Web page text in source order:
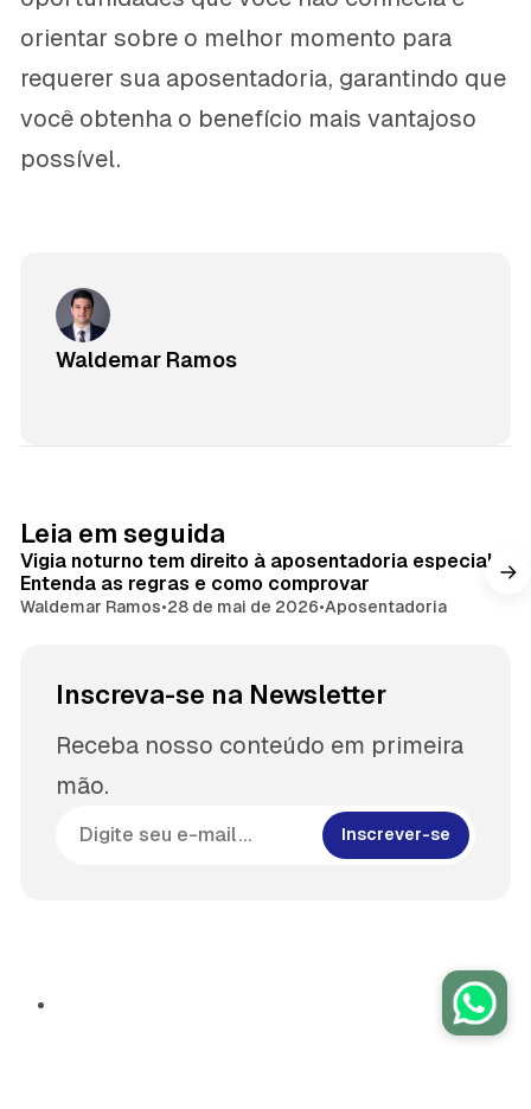
orientar sobre o melhor momento para
requerer sua aposentadoria, garantindo que
você obtenha o benefício mais vantajoso
possível.
Waldemar Ramos
Leia em seguida
Vigia noturno tem direito à aposentadoria especial?
Entenda as regras e como comprovar
Waldemar Ramos•28 de mai de 2026•Aposentadoria
Inscreva-se na Newsletter
Receba nosso conteúdo em primeira
mão.
Inscrever-se